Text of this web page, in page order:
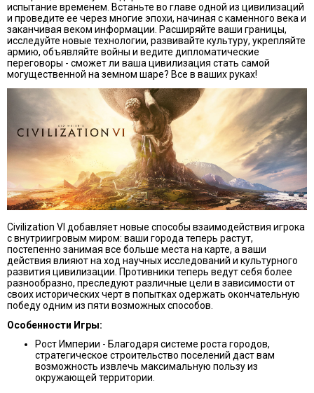
испытание временем. Встаньте во главе одной из цивилизаций
и проведите ее через многие эпохи, начиная с каменного века и
заканчивая веком информации. Расширяйте ваши границы,
исследуйте новые технологии, развивайте культуру, укрепляйте
армию, объявляйте войны и ведите дипломатические
переговоры - сможет ли ваша цивилизация стать самой
могущественной на земном шаре? Все в ваших руках!
Civilization VI добавляет новые способы взаимодействия игрока
с внутриигровым миром: ваши города теперь растут,
постепенно занимая все больше места на карте, а ваши
действия влияют на ход научных исследований и культурного
развития цивилизации. Противники теперь ведут себя более
разнообразно, преследуют различные цели в зависимости от
своих исторических черт в попытках одержать окончательную
победу одним из пяти возможных способов.
Особенности Игры:
Рост Империи - Благодаря системе роста городов,
стратегическое строительство поселений даст вам
возможность извлечь максимальную пользу из
окружающей территории.